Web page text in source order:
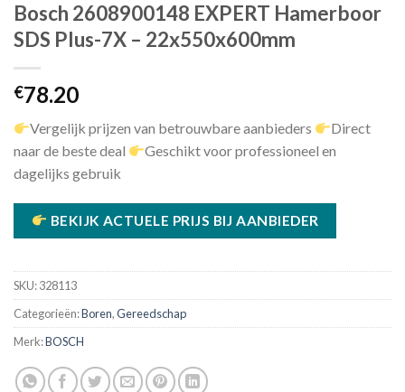
Bosch 2608900148 EXPERT Hamerboor
SDS Plus-7X – 22x550x600mm
€78.20
Vergelijk prijzen van betrouwbare aanbieders
Direct
naar de beste deal
Geschikt voor professioneel en
dagelijks gebruik
BEKIJK ACTUELE PRIJS BIJ AANBIEDER
SKU:328113
Categorieën:Boren,Gereedschap
Merk:BOSCH